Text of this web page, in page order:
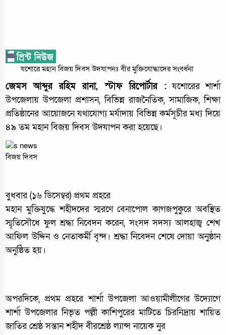
যশোরে মহান বিজয় দিবস উদযাপনঃ বীর মুক্তিযোদ্ধাদের সংবর্ধনা
জেমস আব্দুর রহিম রানা, স্টাফ রিপোর্টার : যশোরের শার্শা
উপজেলায় উপজেলা প্রশাসন, বিভিন্ন রাজনৈতিক, সামাজিক, শিক্ষা
প্রতিষ্ঠানের আয়োজনে যথাযোগ্য মর্যাদায় বিভিন্ন কর্মসূচীর মধ্য দিয়ে
৪৯ তম মহান বিজয় দিবস উদযাপন করা হয়েছে।
বিজয় দিবস
বুধবার (১৬ ডিসেম্বর) প্রথম প্রহরে
মহান মুক্তিযুদ্ধে শহীদদের স্মরণে বেনাপোল কাগজপুকুরে অবস্থিত
স্মৃতিসৌধে ফুল শ্রদ্ধা নিবেদন করেন, সংসদ সদস্য আলহাজ্ব শেখ
আফিল উদ্দিন ও নেতাকর্মী বৃন্দ। শ্রদ্ধা নিবেদন শেষে দোয়া অনুষ্ঠান
অনুষ্ঠিত হয়।
অপরদিকে, প্রথম প্রহরে শার্শা উপজেলা আওয়ামীলীগের উদ্যোগে
শার্শা উপজেলার নিভৃত পল্লী কাশিপুরের মাটিতে চিরনিদ্রায় শায়িত
জাতির শ্রেষ্ঠ সন্তান শহীদ বীরশ্রেষ্ঠ ল্যান্স নায়েক নুর